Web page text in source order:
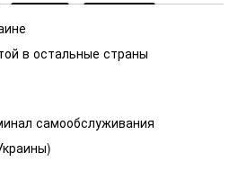
в остальные страны
самообслуживания